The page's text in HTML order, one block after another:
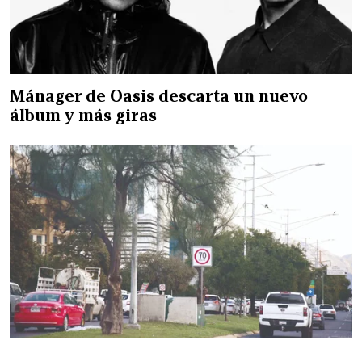
Mánager de Oasis descarta un nuevo
álbum y más giras